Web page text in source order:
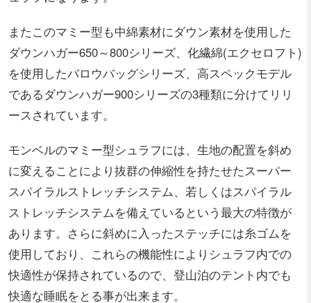
またこのマミー型も中綿素材にダウン素材を使用した
ダウンハガー650～800シリーズ、化繊綿(エクセロフト)
を使用したバロウバッグシリーズ、高スペックモデル
であるダウンハガー900シリーズの3種類に分けてリリ
ースされています。
モンベルのマミー型シュラフには、生地の配置を斜め
に変えることにより抜群の伸縮性を持たせたスーパー
スパイラルストレッチシステム、若しくはスパイラル
ストレッチシステムを備えているという最大の特徴が
あります。さらに斜めに入ったステッチには糸ゴムを
使用しており、これらの機能性によりシュラフ内での
快適性が保持されているので、登山泊のテント内でも
快適な睡眠をとる事が出来ます。